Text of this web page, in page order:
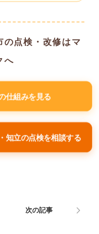
点検・改修はマ
へ
仕組みを見る
知立の点検を相談する
次の記事